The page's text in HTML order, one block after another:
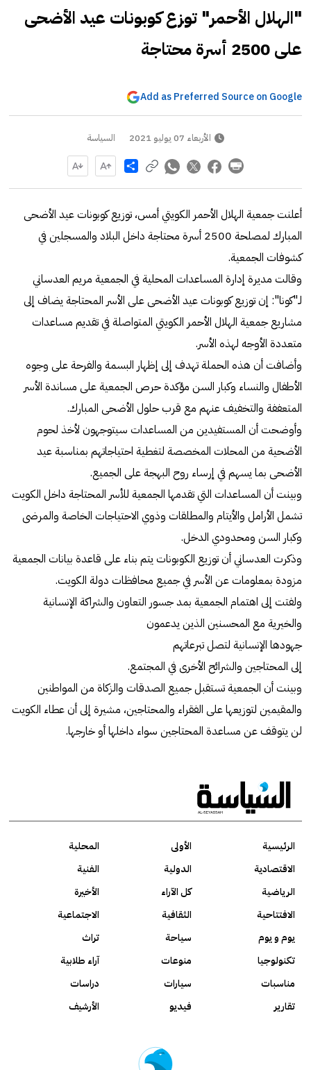
"الهلال الأحمر" توزع كوبونات عيد الأضحى
على 2500 أسرة محتاجة
Add as Preferred Source on Google
الأربعاء 07 يوليو 2021 السياسة
Share
أعلنت جمعية الهلال الأحمر الكويتي أمس، توزيع كوبونات عيد الأضحى
المبارك لمصلحة 2500 أسرة محتاجة داخل البلاد والمسجلين في
كشوفات الجمعية.
وقالت مديرة إدارة المساعدات المحلية في الجمعية مريم العدساني
لـ"كونا": إن توزيع كوبونات عيد الأضحى على الأسر المحتاجة يضاف إلى
مشاريع جمعية الهلال الأحمر الكويتي المتواصلة في تقديم مساعدات
متعددة الأوجه لهذه الأسر.
وأضافت أن هذه الحملة تهدف إلى إظهار البسمة والفرحة على وجوه
الأطفال والنساء وكبار السن مؤكدة حرص الجمعية على مساندة الأسر
المتعففة والتخفيف عنهم مع قرب حلول الأضحى المبارك.
وأوضحت أن المستفيدين من المساعدات سيتوجهون لأخذ لحوم
الأضحية من المحلات المخصصة لتغطية احتياجاتهم بمناسبة عيد
الأضحى بما يسهم في إرساء روح البهجة على الجميع.
وبينت أن المساعدات التي تقدمها الجمعية للأسر المحتاجة داخل الكويت
تشمل الأرامل والأيتام والمطلقات وذوي الاحتياجات الخاصة والمرضى
وكبار السن ومحدودي الدخل.
وذكرت العدساني أن توزيع الكوبونات يتم بناء على قاعدة بيانات الجمعية
مزودة بمعلومات عن الأسر في جميع محافظات دولة الكويت.
ولفتت إلى اهتمام الجمعية بمد جسور التعاون والشراكة الإنسانية
والخيرية مع المحسنين الذين يدعمون
جهودها الإنسانية لتصل تبرعاتهم
إلى المحتاجين والشرائح الأخرى في المجتمع.
وبينت أن الجمعية تستقبل جميع الصدقات والزكاة من المواطنين
والمقيمين لتوزيعها على الفقراء والمحتاجين، مشيرة إلى أن عطاء الكويت
لن يتوقف عن مساعدة المحتاجين سواء داخلها أو خارجها.
الرئيسية الأولى
المحلية
الاقتصادية
الدولية
الفنية
الرياضية
كل الآراء
الأخيرة
الافتتاحية
الثقافية
الاجتماعية
يوم و يوم
سياحة
تراث
تكنولوجيا
منوعات
آراء طلابية
مناسبات
سيارات
دراسات
تقارير
فيديو الأرشيف